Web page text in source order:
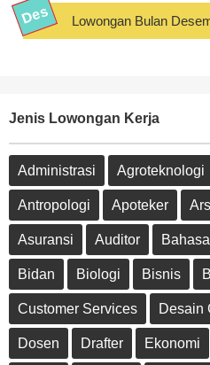
Lowongan Bulan
Jenis Lowongan Kerja
Administrasi Agroteknologi
Antropologi Apoteker
Asuransi Auditor Bahasa
Bidan Biologi Bisnis
Customer Services Desain
Dosen Drafter Ekonomi